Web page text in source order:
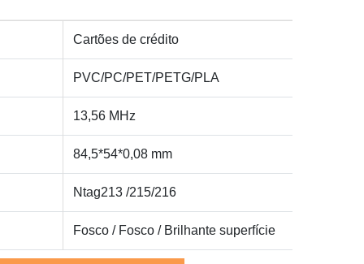
Cartões de crédito
PVC/PC/PET/PETG/PLA
13,56 MHz
84,5*54*0,08 mm
Ntag213 /215/216
Fosco / Fosco / Brilhantesuperfície